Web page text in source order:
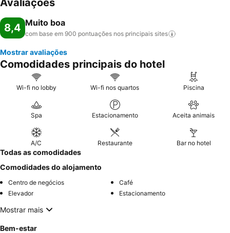
Avaliações
8,4 Muito boa
com base em 900 pontuações nos principais sites
Mostrar avaliações
Comodidades principais do hotel
Wi-fi no lobby Wi-fi nos quartos Piscina
Spa Estacionamento Aceita animais
A/C Restaurante Bar no hotel
Todas as comodidades
Comodidades do alojamento
Centro de negócios
Café
Elevador
Estacionamento
Mostrar mais
Bem-estar